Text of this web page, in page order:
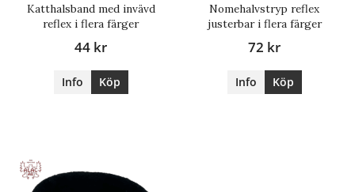
Katthalsband med invävd
reflex i flera färger
44 kr
Info Köp
Nomehalvstryp reflex
justerbar i flera färger
72 kr
Info Köp